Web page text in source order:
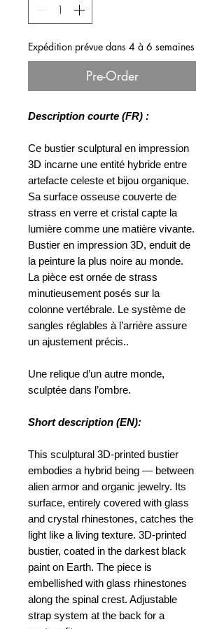
Expédition prévue dans 4 à 6 semaines
Pre-Order
Description courte (FR) :
Ce bustier sculptural en impression
3D incarne une entité hybride entre
artefacte celeste et bijou organique.
Sa surface osseuse couverte de
strass en verre et cristal capte la
lumière comme une matière vivante.
Bustier en impression 3D, enduit de
la peinture la plus noire au monde.
La pièce est ornée de strass
minutieusement posés sur la
colonne vertébrale. Le système de
sangles réglables à l’arrière assure
un ajustement précis..
Une relique d’un autre monde,
sculptée dans l’ombre.
Short description (EN):
This sculptural 3D-printed bustier
embodies a hybrid being — between
alien armor and organic jewelry. Its
surface, entirely covered with glass
and crystal rhinestones, catches the
light like a living texture. 3D-printed
bustier, coated in the darkest black
paint on Earth. The piece is
embellished with glass rhinestones
along the spinal crest. Adjustable
strap system at the back for a